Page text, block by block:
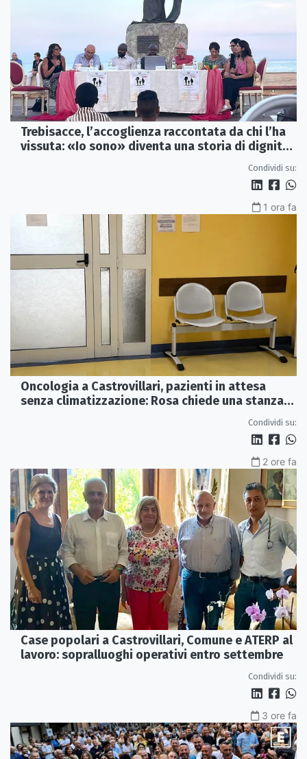
Trebisacce, l’accoglienza raccontata da chi l’ha
vissuta: «Io sono» diventa una storia di dignità
Condividi su:
1 ora fa
Oncologia a Castrovillari, pazienti in attesa
senza climatizzazione: Rosa chiede una stanza
Condividi su:
2 ore fa
Case popolari a Castrovillari, Comune e ATERP al
lavoro: sopralluoghi operativi entro settembre
Condividi su:
3 ore fa